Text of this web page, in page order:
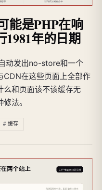
能是PHP在响
1981年的日期
动发出no-store和一个
在这些页面上全部作
么和页面该不该缓存无
法。
缓存